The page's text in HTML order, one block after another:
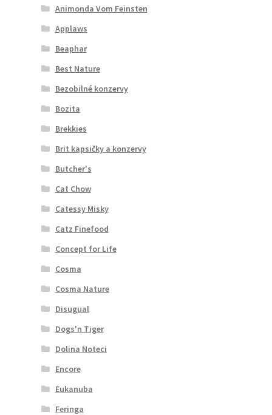
Animonda Vom Feinsten
Applaws
Beaphar
Best Nature
Bezobilné konzervy
Bozita
Brekkies
Brit kapsičky a konzervy
Butcher's
Cat Chow
Catessy Misky
Catz Finefood
Concept for Life
Cosma
Cosma Nature
Disugual
Dogs'n Tiger
Dolina Noteci
Encore
Eukanuba
Feringa